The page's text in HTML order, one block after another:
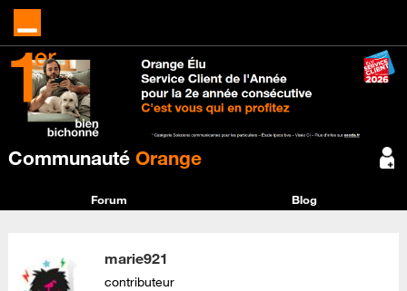
Communauté Orange
Forum Blog
marie921
contributeur